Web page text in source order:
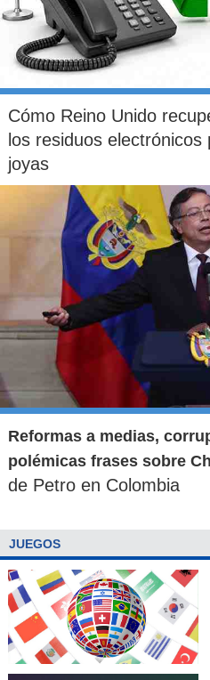
Cómo Reino Unido
los residuos electrónicos
joyas
Reformas a medias,
polémicas frases sobre
de Petro en Colombia
JUEGOS